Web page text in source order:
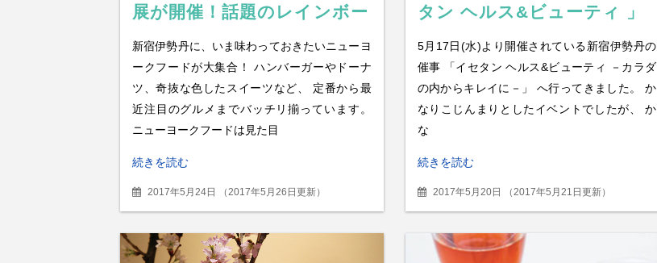
展が開催！話題のレインボー
限り
新宿伊勢丹に、いま味わっておきたいニューヨ
ークフードが大集合！ ハンバーガーやドーナ
ツ、奇抜な色したスイーツなど、 定番から最
近注目のグルメまでバッチリ揃っています。
ニューヨークフードは見た目
続きを読む
2017年5月24日 （2017年5月26日更新）
タン ヘルス&ビューティ 」
てきた
5月17日(水)より開催されている新宿伊勢丹の
催事 「イセタン ヘルス&ビューティ －カラダ
の内からキレイに－」 へ行ってきました。 か
なりこじんまりとしたイベントでしたが、 か
な
続きを読む
2017年5月20日 （2017年5月21日更新）